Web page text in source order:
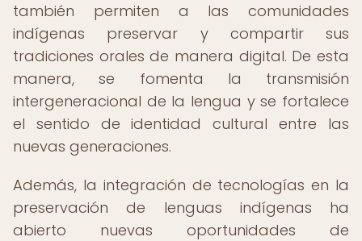
también permiten a las comunidades
indígenas preservar y compartir sus
tradiciones orales de manera digital. De esta
manera, se fomenta la transmisión
intergeneracional de la lengua y se fortalece
el sentido de identidad cultural entre las
nuevas generaciones.
Además, la integración de tecnologías en la
preservación de lenguas indígenas ha
abierto nuevas oportunidades de